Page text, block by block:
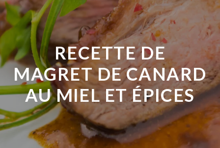
RECETTE DE
MAGRET DE CANARD
AU MIEL ET ÉPICES